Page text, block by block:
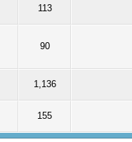
113
90
1,136
155